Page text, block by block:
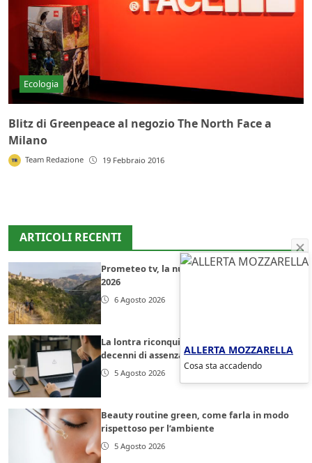
Ecologia
Blitz di Greenpeace al negozio The North Face a
Milano
Team Redazione 19 Febbraio 2016
ARTICOLI RECENTI
Prometeo tv, la nuova puntata del 5 agosto
2026
6 Agosto 2026
La lontra riconquista il Nord Italia dopo
decenni di assenza
5 Agosto 2026
Beauty routine green, come farla in modo
rispettoso per l’ambiente
5 Agosto 2026
ALLERTA MOZZARELLA
Cosa sta accadendo